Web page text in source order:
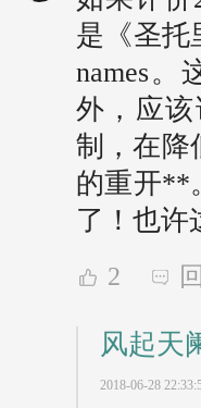
是《圣托
names
外，应
制，在降
的重开**
了！也许
2
风起天
2018-06-28